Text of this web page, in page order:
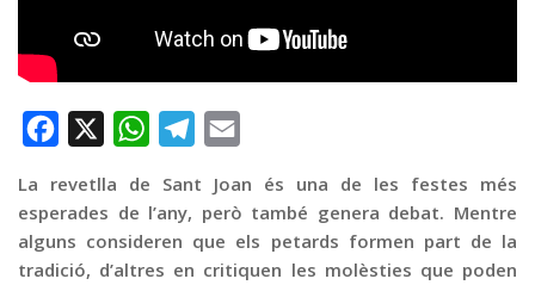
Graella
Publicitat
ContacteFacebook WhatsAppTelegram
La revetlla de Sant Joan és una de les festes més
esperades de l’any, però també genera debat. Mentre
alguns consideren que els petards formen part de la
tradició, d’altres en critiquen les molèsties que poden